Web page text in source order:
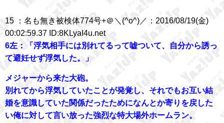
15 ：名も無き被検体774号+＠＼(^o^)／：2016/08/19(金)
00:02:59.37 ID:8KLyaI4u.net
6左：「浮気相手には別れてるって嘘ついて、自分から誘っ
て避妊せず浮気した。」
メジャーから来た大砲。
別れてから浮気していたことが発覚し、それでもお互い結
婚を意識していた関係だったためになんとか寄りを戻した
い俺に対して言い放った強烈な特大場外ホームラン。